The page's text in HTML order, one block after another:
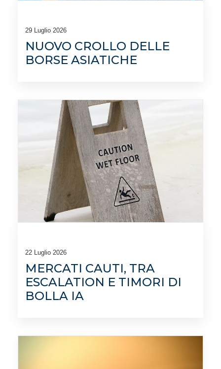
29 Luglio 2026
NUOVO CROLLO DELLE
BORSE ASIATICHE
22 Luglio 2026
MERCATI CAUTI, TRA
ESCALATION E TIMORI DI
BOLLA IA